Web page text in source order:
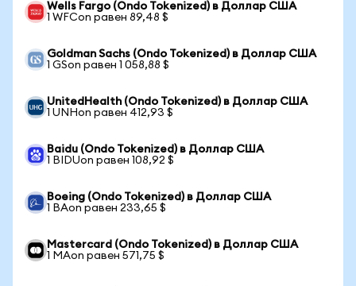
Wells Fargo (Ondo Tokenized) в Доллар США
1 WFCon равен 89,48 $
Goldman Sachs (Ondo Tokenized) в Доллар США
1 GSon равен 1 058,88 $
UnitedHealth (Ondo Tokenized) в Доллар США
1 UNHon равен 412,93 $
Baidu (Ondo Tokenized) в Доллар США
1 BIDUon равен 108,92 $
Boeing (Ondo Tokenized) в Доллар США
1 BAon равен 233,65 $
Mastercard (Ondo Tokenized) в Доллар США
1 MAon равен 571,75 $